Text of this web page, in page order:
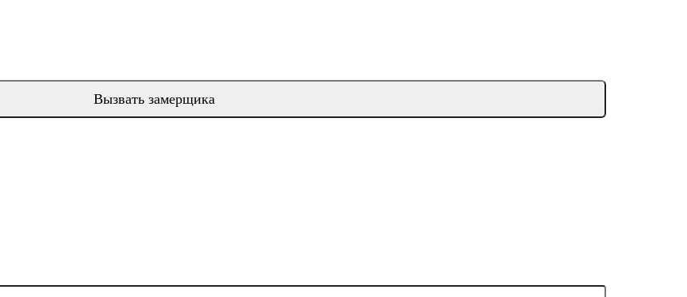
Вызвать замерщика